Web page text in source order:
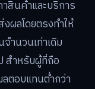
สินค้าและบริการ
ผลโดยตรงทำให้
ำนวนเท่าเดิม
สำหรับผู้ที่ถือ
ตอบแทนต่ำกว่า